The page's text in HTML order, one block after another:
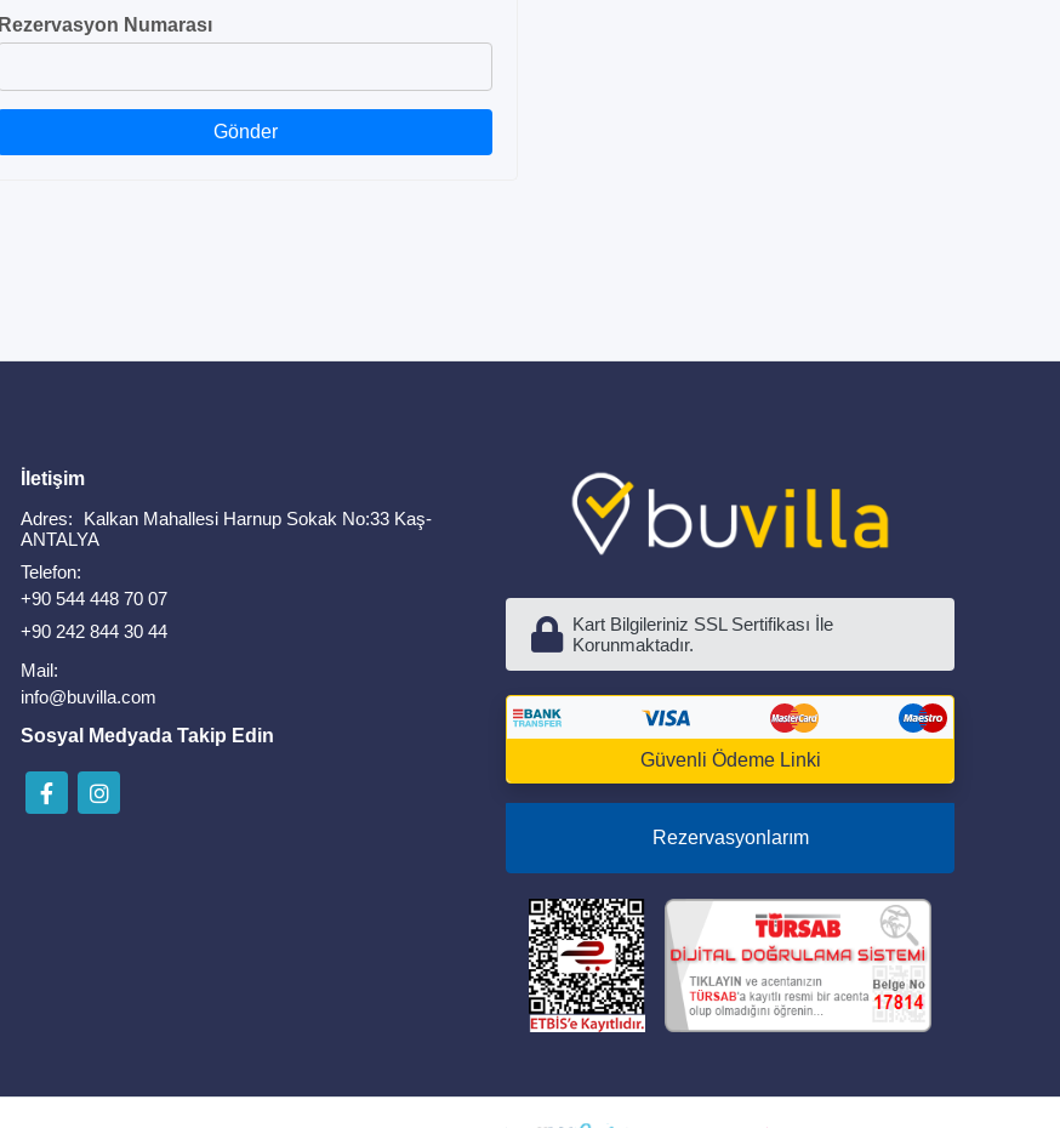
Rezervasyon Numarası
Gönder
İletişim
Adres:
Kalkan Mahallesi Harnup Sokak No:33 Kaş-
ANTALYA
Telefon:
+90 544 448 70 07
+90 242 844 30 44
Mail:
info@buvilla.com
Sosyal Medyada Takip Edin
Kart Bilgileriniz SSL Sertifikası İle
Korunmaktadır.
Güvenli Ödeme Linki
Rezervasyonlarım